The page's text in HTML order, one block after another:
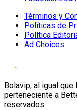
Términos y
Políticas de
Política
Ad Choices
Bolavip, al igual
perteneciente a
reservados